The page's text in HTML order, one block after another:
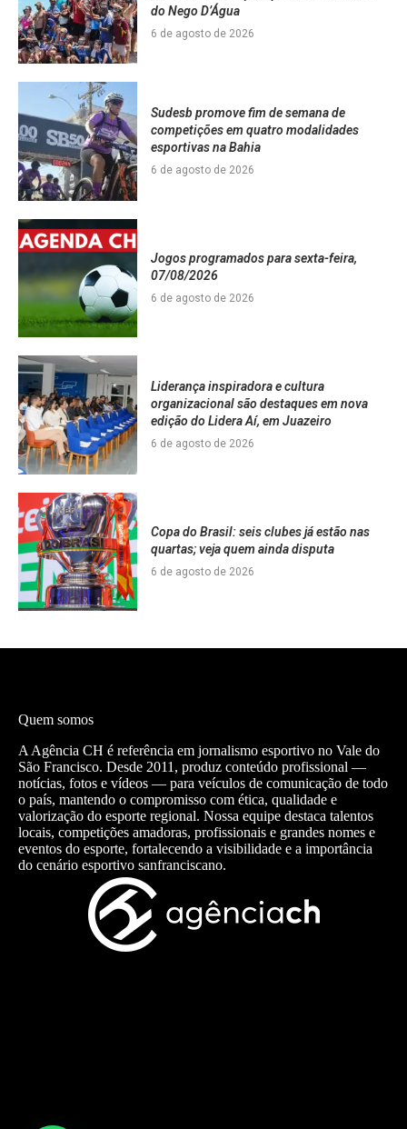
do Nego D’Água
6 de agosto de 2026
Sudesb promove fim de semana de
competições em quatro modalidades
esportivas na Bahia
6 de agosto de 2026
Jogos programados para sexta-feira,
07/08/2026
6 de agosto de 2026
Liderança inspiradora e cultura
organizacional são destaques em nova
edição do Lidera Aí, em Juazeiro
6 de agosto de 2026
Copa do Brasil: seis clubes já estão nas
quartas; veja quem ainda disputa
6 de agosto de 2026
Quem somos
A Agência CH é referência em jornalismo esportivo no Vale do
São Francisco. Desde 2011, produz conteúdo profissional —
notícias, fotos e vídeos — para veículos de comunicação de todo
o país, mantendo o compromisso com ética, qualidade e
valorização do esporte regional. Nossa equipe destaca talentos
locais, competições amadoras, profissionais e grandes nomes e
eventos do esporte, fortalecendo a visibilidade e a importância
do cenário esportivo sanfranciscano.